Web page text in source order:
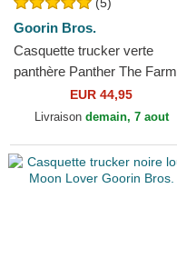
Goorin Bros.
Casquette trucker verte
panthère Panther The Farm
Goorin Bros.EUR 44,95
Livraison demain, 7 aout